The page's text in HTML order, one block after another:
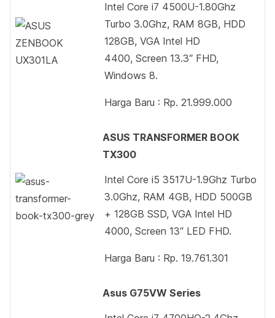
Intel Core i7 4500U-1.80Ghz
Turbo 3.0Ghz, RAM 8GB, HDD
128GB, VGA Intel HD
4400, Screen 13.3″ FHD,
Windows 8.
Harga Baru : Rp. 21.999.000
ASUS TRANSFORMER BOOK
TX300
Intel Core i5 3517U-1.9Ghz Turbo
3.0Ghz, RAM 4GB, HDD 500GB
+ 128GB SSD, VGA Intel HD
4000, Screen 13″ LED FHD.
Harga Baru : Rp. 19.761.301
Asus G75VW Series